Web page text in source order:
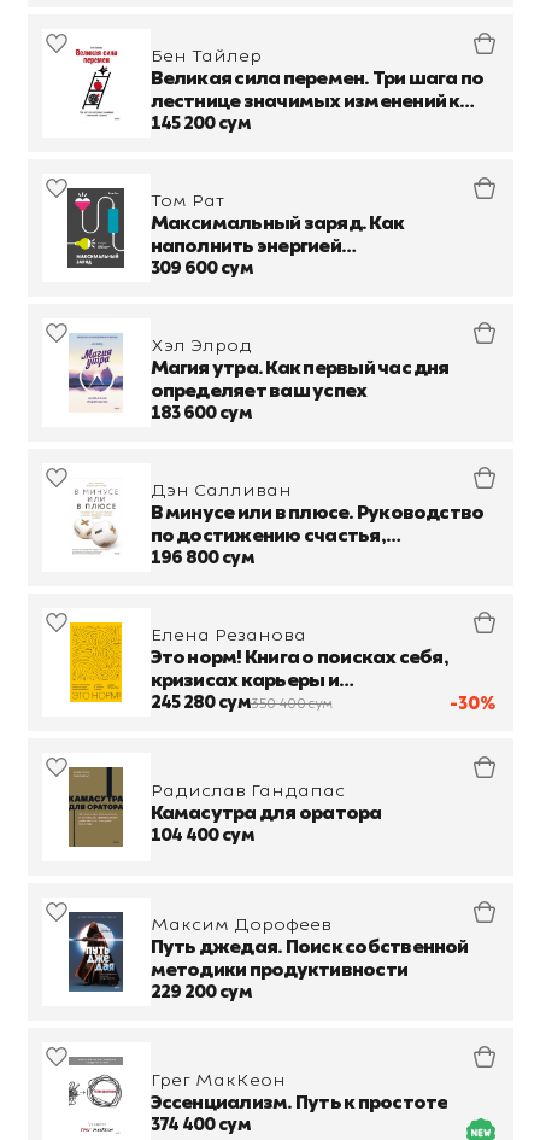
Бен Тайлер
Великая сила перемен. Три шага по
лестнице значимых изменений к
успеху
145 200 сум
Том Рат
Максимальный заряд. Как
наполнить энергией
профессиональную и личную жизнь
309 600 сум
Хэл Элрод
Магия утра. Как первый час дня
определяет ваш успех
183 600 сум
Дэн Салливан
В минусе или в плюсе. Руководство
по достижению счастья,
уверенности в себе и успеха
196 800 сум
-30%
Елена Резанова
Это норм! Книга о поисках себя,
кризисах карьеры и
самоопределении
245 280 сум350 400 сум
Радислав Гандапас
Камасутра для оратора
104 400 сум
Максим Дорофеев
Путь джедая. Поиск собственной
методики продуктивности
229 200 сум
Грег МакКеон
Эссенциализм. Путь к простоте
374 400 сум